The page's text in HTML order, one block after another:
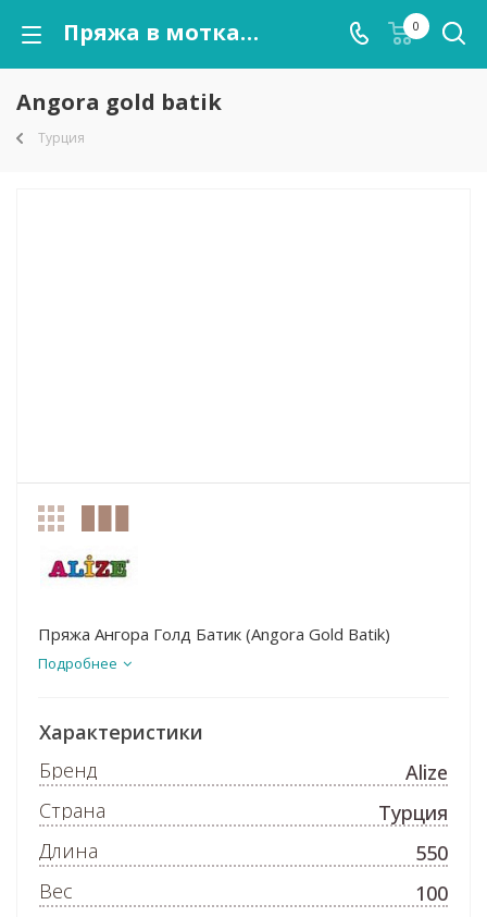
Пряжа в мотках Angora gold batik оптом от kutnor.ru 0
Angora gold batik
Турция
Пряжа Ангора Голд Батик (Angora Gold Batik)
Подробнее
Характеристики
Бренд
Alize
Страна
Турция
Длина
550
Вес
100